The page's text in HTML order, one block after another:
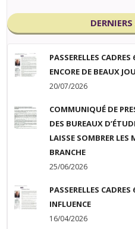
PASSERELLES
ENCORE DE BEAUX
20/07/2026
COMMUNIQUÉ DE
DES BUREAUX
LAISSE SOMBRER
BRANCHE
25/06/2026
PASSERELLES
INFLUENCE
16/04/2026